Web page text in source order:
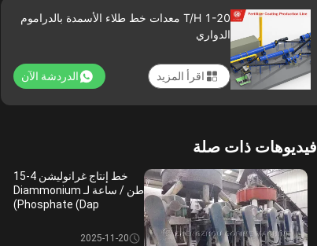
1-20 T/H معدات خط طلاء الأسمدة بالدراموم
الدواري
الدردشة الآن اقرأ المزيد
فيديوهات ذات صلة
خط إنتاج غرانوليشن 4-15
طن / ساعة لـ Diammonium
Phosphate (Dap)
خط انتاج السماد المركب
2025-11-20